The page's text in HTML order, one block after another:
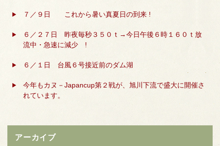
７／９日 これから暑い真夏日の到来 !
６／２７日 昨夜毎秒３５０ｔ→今日午後６時１６０ｔ放
流中・急速に減少 !
６／１日 台風６号接近前のダム湖
今年もカヌ－Japancup第２戦が、旭川下流で盛大に開催さ
れています。
アーカイブ